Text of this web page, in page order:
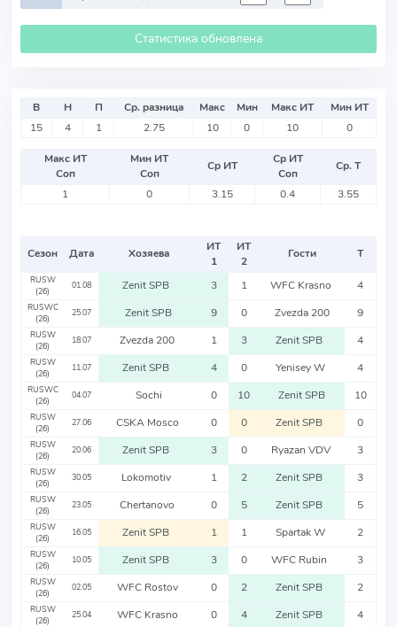
Статистика обновлена
В Н П Ср. разница Макс Мин Макс ИТ
Мин ИТ
15
4 1 2.75 10 0 10 0
Макс ИТ
Соп
Мин ИТ
Соп
Ср ИТ
Ср ИТ
Соп
Ср. Т
1
0 3.15 0.4 3.55
Сезон Дата Хозяева
ИТ
1
ИТ
2
Гости Т
RUSW
(26)
01.08 Zenit SPB 3 1 WFC Krasno 4
RUSWC
(26)
25.07 Zenit SPB 9 0 Zvezda 200 9
RUSW
(26)
18.07 Zvezda 200 1 3 Zenit SPB 4
RUSW
(26)
11.07 Zenit SPB 4 0 Yenisey W 4
RUSWC
(26)
04.07 Sochi 0 10 Zenit SPB 10
RUSW
(26)
27.06 CSKA Mosco 0 0 Zenit SPB 0
RUSW
(26)
20.06 Zenit SPB 3 0 Ryazan VDV 3
RUSW
(26)
30.05 Lokomotiv 1 2 Zenit SPB 3
RUSW
(26)
23.05 Chertanovo 0 5 Zenit SPB 5
RUSW
(26)
16.05 Zenit SPB 1 1 Spartak W 2
RUSW
(26)
10.05 Zenit SPB 3 0 WFC Rubin 3
RUSW
(26)
02.05 WFC Rostov 0 2 Zenit SPB 2
RUSW
(26)
25.04 WFC Krasno 0 4 Zenit SPB 4